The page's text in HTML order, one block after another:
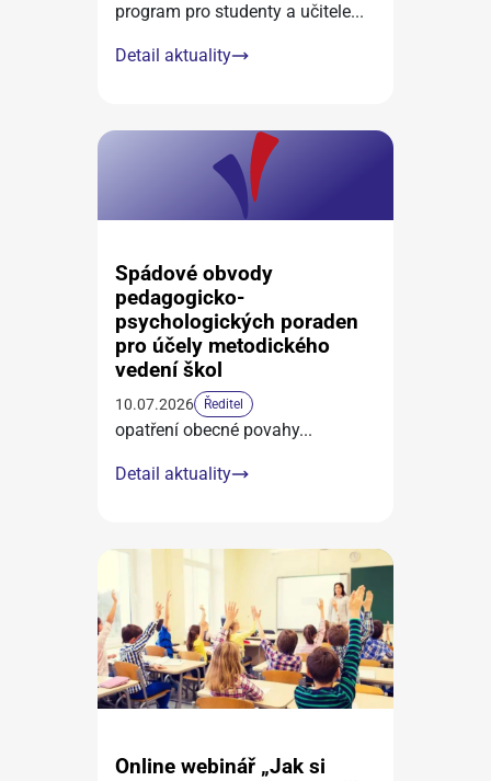
program pro studenty a učitele...
Detail aktuality
Spádové obvody
pedagogicko-
psychologických poraden
pro účely metodického
vedení škol
10.07.2026 Ředitel
opatření obecné povahy...
Detail aktuality
Online webinář „Jak si